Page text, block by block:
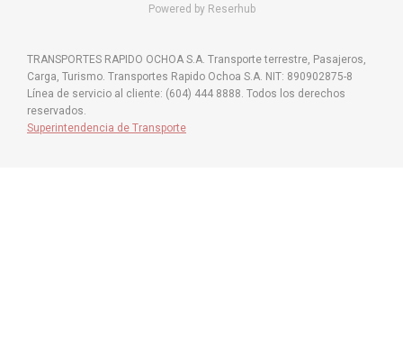
Powered by Reserhub
TRANSPORTES RAPIDO OCHOA S.A. Transporte terrestre, Pasajeros,
Carga, Turismo. Transportes Rapido Ochoa S.A. NIT: 890902875-8
Línea de servicio al cliente: (604) 444 8888. Todos los derechos
reservados.
Superintendencia de Transporte